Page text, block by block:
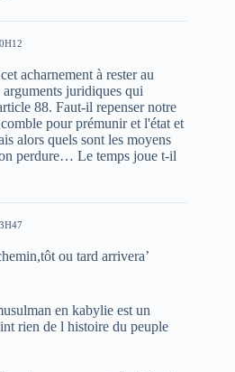
acharnement à rester au
juridiques qui
88. Faut-il repenser notre
pour prémunir et l'état et
alors quels sont les moyens
perdure… Le temps joue t-il
ou tard arrivera’
en kabylie est un
rien de l histoire du peuple